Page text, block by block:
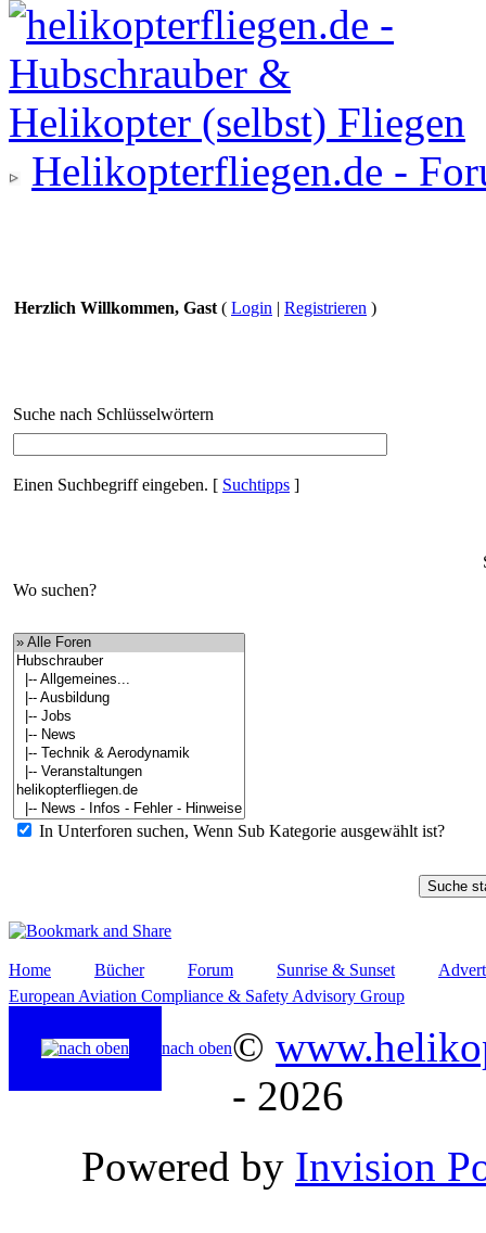
Helikopterfliegen.de -
Herzlich Willkommen, Gast ( Login | Registrieren )
Suche nach Schlüsselwörtern
Einen Suchbegriff eingeben. [ Suchtipps ]
Wo suchen?
In Unterforen suchen, Wenn Sub Kategorie ausgewählt ist?
Home Bücher Forum Sunrise & Sunset
European Aviation Compliance & Safety Advisory Group
nach oben©
- 2026
Powered by Invision